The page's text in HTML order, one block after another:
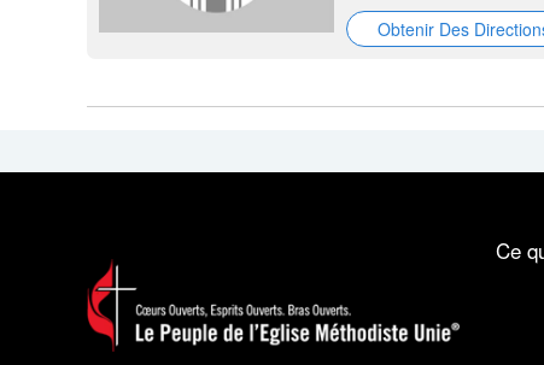
Obtenir Des
Ce